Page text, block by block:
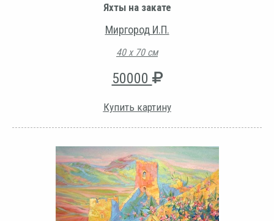
Яхты на закате
Миргород И.П.
40 х 70 см
50000
Купить картину